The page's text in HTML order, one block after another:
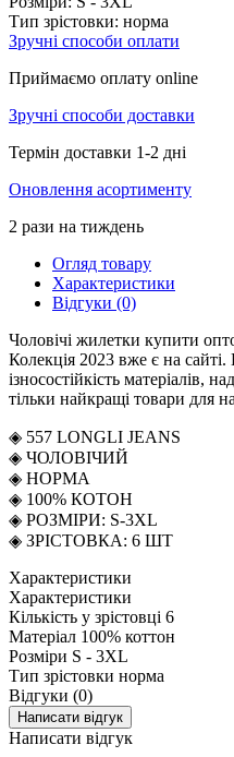
Тип зрістовки: норма
Зручні способи оплати
Приймаємо оплату online
Зручні способи доставки
Термін доставки 1-2 дні
Оновлення асортименту
2 рази на тиждень
Огляд товару
Характеристики
Відгуки (0)
Чоловічі жилетки купити
Колекція 2023 вже є на
ізносостійкість матеріалів,
тільки найкращі товари для
◈ 557 LONGLI JEANS
◈ ЧОЛОВІЧИЙ
◈ НОРМА
◈ 100% КОТОН
◈ РОЗМІРИ: S-3XL
◈ ЗРІСТОВКА: 6 ШТ
Характеристики
Характеристики
Кількість у зрістовці 6
Матеріал 100% коттон
Розміри S - 3XL
Тип зрістовки норма
Відгуки (0)
Написати відгук
Написати відгук